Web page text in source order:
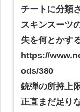
チートに分類
スキンスーツ
失を何とかす
https://
ods/380
銃弾の所持上
正直まだ足り